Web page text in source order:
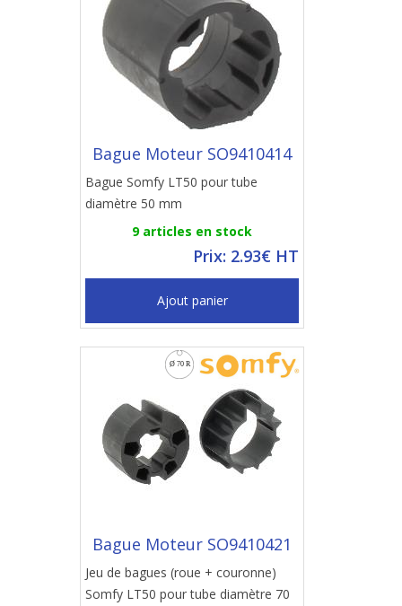
Bague Moteur SO9410414
Bague Somfy LT50 pour tube
diamètre 50 mm
9 articles en stock
Prix: 2.93€ HT
Ajout panier
Bague Moteur SO9410421
Jeu de bagues (roue + couronne)
Somfy LT50 pour tube diamètre 70